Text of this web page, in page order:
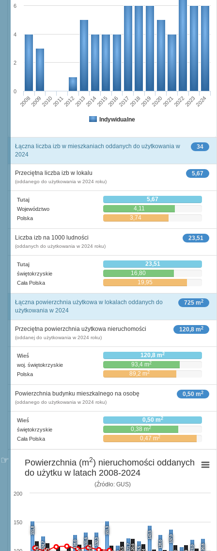
Indywidualne
20082009201020112012201320142015201620172018201920202021202220232024
0
2
4
6
34
Łączna liczba izb w mieszkaniach oddanych do użytkowania w
2024
5,67
Przeciętna liczba izb w lokalu
(oddanego do użytkowania w 2024 roku)
Tutaj 5,67
Województwo 4,11
Polska 3,74
23,51
Liczba izb na 1000 ludności
(oddanych do użytkowania w 2024 roku)
Tutaj 23,51
świętokrzyskie 16,80
Cała Polska 19,95
725 m2
Łączna powierzchnia użytkowa w lokalach oddanych do
użytkowania w 2024
120,8 m2
Przeciętna powierzchnia użytkowa nieruchomości
(oddanej do użytkowania w 2024 roku)
Wieś 120,8 m2
woj. świętokrzyskie 93,4 m2
Polska 89,2 m2
0,50 m2
Powierzchnia budynku mieszkalnego na osobę
(oddanego do użytkowania w 2024 roku)
Wieś 0,50 m2
świętokrzyskie 0,38 m2
Cała Polska 0,47 m2
(Źródło: GUS)
151,8
124,7
128,0 131,6 132,3
151,3
121,7
143,5
128,0
137,0
119,0 120,8
119,4
120,6
150
200
Powierzchnia (m2) nieruchomości oddanych
do użytku w latach 2008-2024